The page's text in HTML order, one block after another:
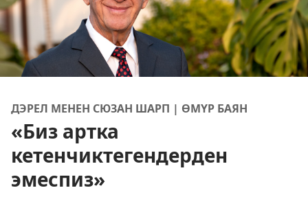
ДЭРЕЛ МЕНЕН СЮЗАН ШАРП | ӨМҮР БАЯН
«Биз артка
кетенчиктегендерден
эмеспиз»